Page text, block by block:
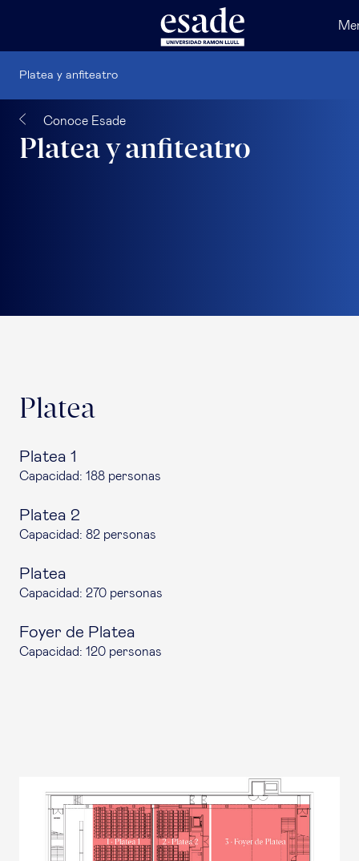
Conoce Esade
Platea y anfiteatro
Platea y anfiteatro
Platea
Platea 1
Capacidad: 188 personas
Platea 2
Capacidad: 82 personas
Platea
Capacidad: 270 personas
Foyer de Platea
Capacidad: 120 personas